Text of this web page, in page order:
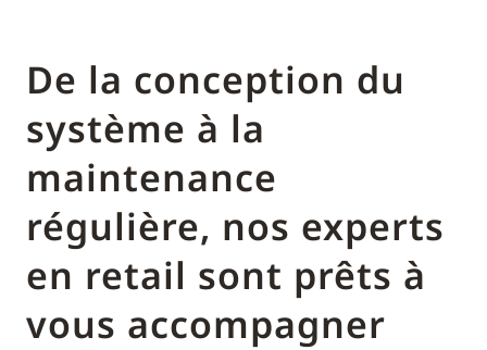
De la conception du
système à la
maintenance
régulière, nos experts
en retail sont prêts à
vous accompagner